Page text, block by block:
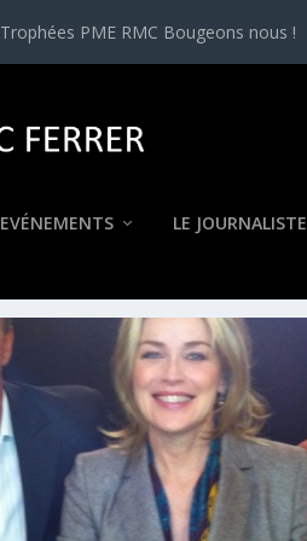
Trophées PME RMC Bougeons nous !
EVÉNEMENTS LE JOURNALISTE